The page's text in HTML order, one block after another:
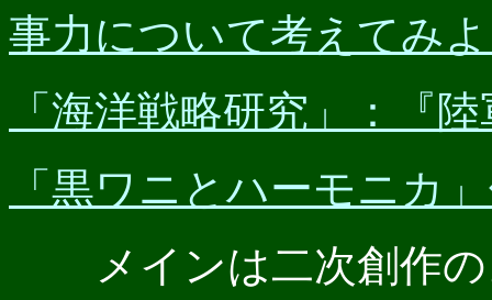
事力について考えてみ
「海洋戦略研究」：『
「黒ワニとハーモニカ
メインは二次創作